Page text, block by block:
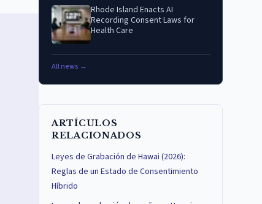
Rhode Island Enacts AI
Recording Consent Laws for
Health Care
All news →
ARTÍCULOS
RELACIONADOS
Leyes de Grabación de Hawai (2026):
Reglas de un Estado de Consentimiento
Híbrido